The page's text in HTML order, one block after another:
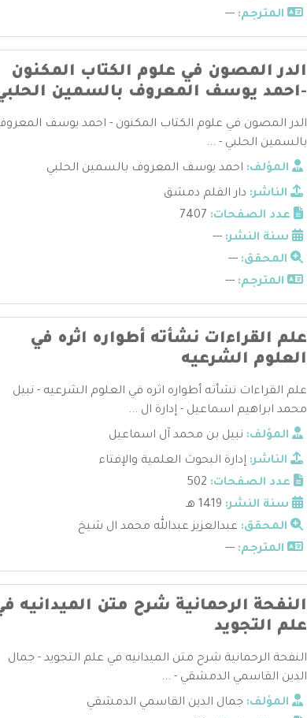
المترجم: ---
الدر المصون في علوم الكتاب المكنون
-احمد يوسف المعروف بالسمين
الدر المصون في علوم الكتاب المكنون - احمد يوسف
بالسمين الحلبي - ...
المؤلف: احمد يوسف المعروف بالسمين الحلبي
الناشر: دار القلم دمشق
عدد الصفحات:
سنة النشر: ---
المحقق: ---
المترجم: ---
علم القراءات نشأته أطواره اثره في
العلوم الشرعيه
علم القراءات نشأته أطواره اثره في العلوم الشرعيه - نبيل
محمد ابراهيم اسماعيل - إدارة ال ...
المؤلف: نبيل بن محمد آل اسماعيل
الناشر: إدارة البحوث العلمية والإفتاء
عدد الصفحات:
سنة النشر:
المحقق: عبدالعزيز عبدالله محمد ال شيخ
المترجم: ---
النفحة الرحمانية شرح متن الميدانيه
علم التجويد
النفحة الرحمانية شرح متن الميدانيه في علم التجويد - جمال
الدين القاسمي الدمشقي - ...
المؤلف: جمال الدين القاسمي الدمشقي